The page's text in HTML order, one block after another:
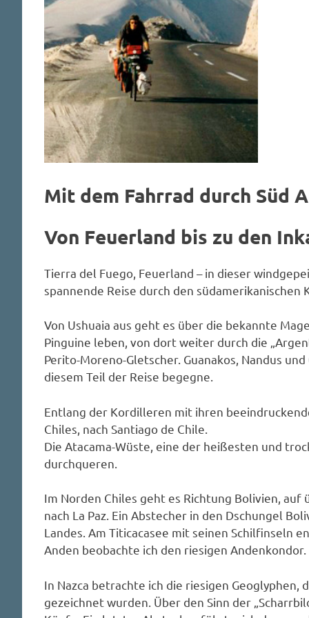
Mit dem Fahrrad durch Süd
Von Feuerland bis zu den
Tierra del Fuego, Feuerland – in dieser
spannende Reise durch den südamerikanischen
Von Ushuaia aus geht es über die bekannte
Pinguine leben, von dort weiter durch die
Perito-Moreno-Gletscher. Guanakos, Nandus
diesem Teil der Reise begegne.
Entlang der Kordilleren mit ihren
Chiles, nach Santiago de Chile.
Die Atacama-Wüste, eine der heißesten und
durchqueren.
Im Norden Chiles geht es Richtung Bolivien,
nach La Paz. Ein Abstecher in den Dschungel
Landes. Am Titicacasee mit seinen Schilfinseln
Anden beobachte ich den riesigen Andenkondor.
In Nazca betrachte ich die riesigen Geoglyphen,
gezeichnet wurden. Über den Sinn der